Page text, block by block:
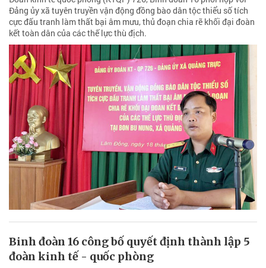
Đảng ủy xã tuyên truyền vận động đồng bào dân tộc thiểu số tích
cực đấu tranh làm thất bại âm mưu, thủ đoạn chia rẽ khối đại đoàn
kết toàn dân của các thế lực thù địch.
Binh đoàn 16 công bố quyết định thành lập 5
đoàn kinh tế - quốc phòng